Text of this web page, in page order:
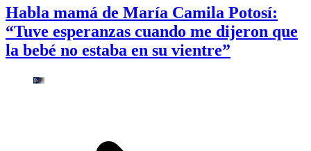
Habla mamá de María Camila Potosí:
“Tuve esperanzas cuando me dijeron que
la bebé no estaba en su vientre”